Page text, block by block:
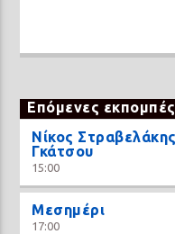
Επόμενες εκπομπές
Νίκος
Γκάτσου
15:00
Μεσημέρι
17:00